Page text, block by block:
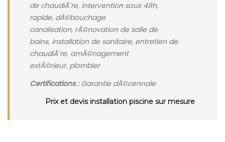
de chaudiÃ¨re, intervention sous 48h,
rapide, dÃ©bouchage
canalisation, rÃ©novation de salle de
bains, installation de sanitaire, entretien de
chaudiÃ¨re, amÃ©nagement
extÃ©rieur, plombier
Certifications :Garantie dÃ©cennale
Prix et devis installation piscine sur mesure